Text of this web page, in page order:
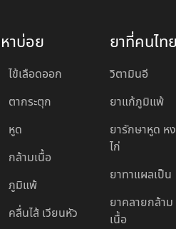
าบ่อย ยาที่คนไท
ไข้เลือดออก
ตากระตุก
หูด
กล้ามเนื้อ
ภูมิแพ้
คลื่นไส้ เวียนหัว
วิตามินอี
ยาแก้ภูมิแพ้
ยารักษาหูด ห
ไก่
ยาทาแผลเป็น
ยาคลายกล้าม
เนื้อ